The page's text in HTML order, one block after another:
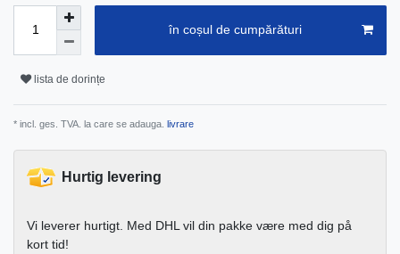
în coșul de cumpărături
lista de dorințe
* incl. ges. TVA. la care se adauga. livrare
Hurtig levering
Vi leverer hurtigt. Med DHL vil din pakke være med dig på
kort tid!